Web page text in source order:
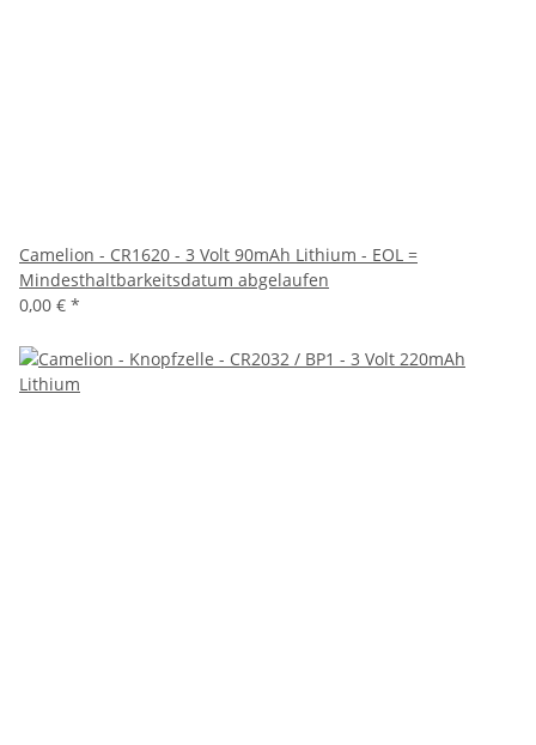
Camelion - CR1620 - 3 Volt 90mAh Lithium - EOL =
Mindesthaltbarkeitsdatum abgelaufen
0,00 € *